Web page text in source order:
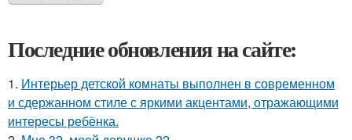
Последние обновления на сайте:
1. Интерьер детской комнаты выполнен в современном
и сдержанном стиле с яркими акцентами, отражающими
интересы ребёнка.